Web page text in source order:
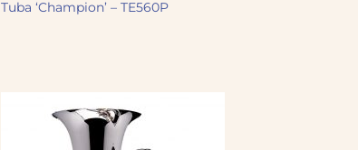
Tuba ‘Champion’ – TE560P